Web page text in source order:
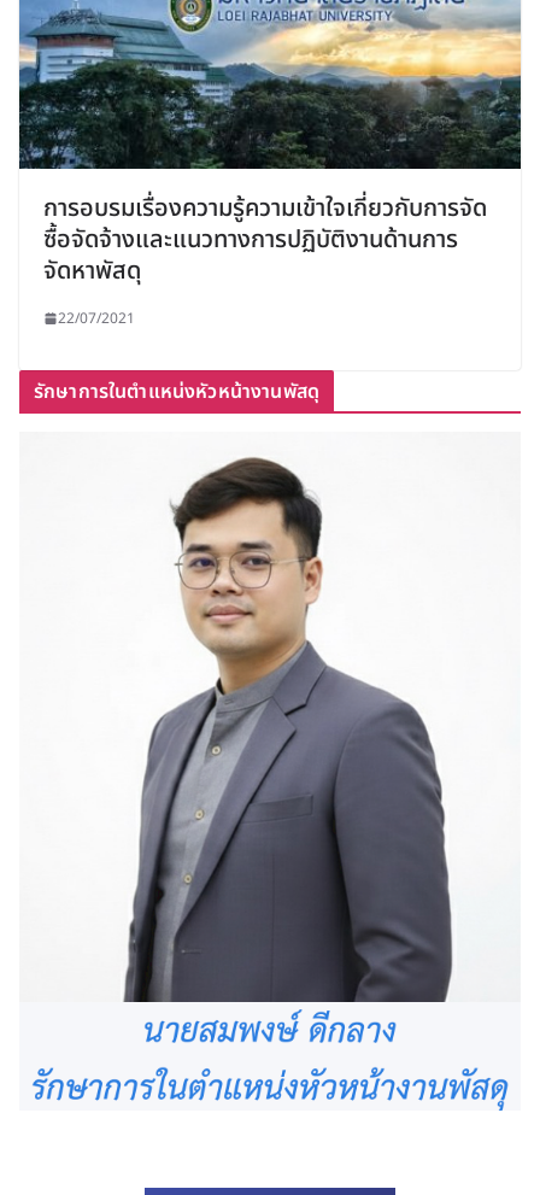
การอบรมเรื่องความรู้ความเข้าใจเกี่ยวกับการจัด
ซื้อจัดจ้างและแนวทางการปฏิบัติงานด้านการ
จัดหาพัสดุ
22/07/2021
รักษาการในตำแหน่งหัวหน้างานพัสดุ